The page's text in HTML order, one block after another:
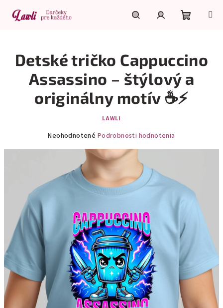
obsah
košík
Detské tričko Cappuccino
Assassino – štýlový a
originálny motív ☕⚡
LAWLI
hviezdičiek.
Neohodnotené Podrobnosti hodnotenia